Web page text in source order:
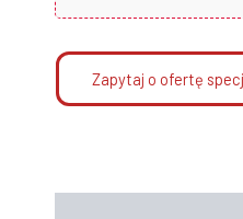
Zapytaj o ofertę